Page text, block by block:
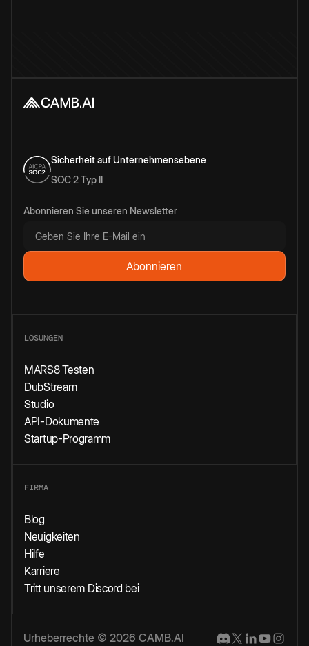
Sicherheit auf Unternehmensebene
SOC 2 Typ II
Abonnieren Sie unseren Newsletter
LÖSUNGEN
MARS8 Testen
DubStream
Studio
API-Dokumente
Startup-Programm
FIRMA
Blog
Neuigkeiten
Hilfe
Karriere
Tritt unserem Discord bei
Urheberrechte © 2026 CAMB.AI